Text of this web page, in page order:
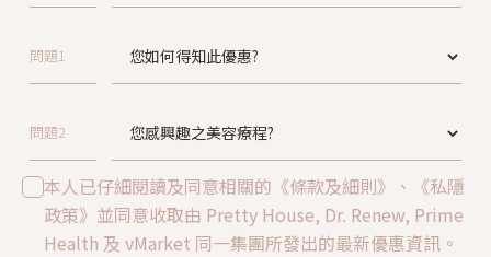
問題1
問題2
本人已仔細閱讀及同意相關的《條款及細則》、《私隱
政策》並同意收取由 Pretty House, Dr. Renew, Prime
Health 及 vMarket 同一集團所發出的最新優惠資訊。